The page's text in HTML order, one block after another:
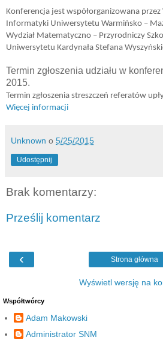
Konferencja jest współorganizowana
Informatyki Uniwersytetu Warmińsko –
Wydział Matematyczno – Przyrodniczy
Uniwersytetu Kardynała Stefana
Termin zgłoszenia udziału w
2015.
Termin zgłoszenia streszczeń referatów
Więcej informacji
Unknown o 5/25/2015
Udostępnij
Brak komentarzy:
Prześlij komentarz
‹ Strona główna
Wyświetl wersję na
Współtwórcy
Adam Makowski
Administrator SNM